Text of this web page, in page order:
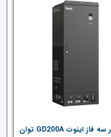
اینورتر سه فاز اینوت GD200A توان